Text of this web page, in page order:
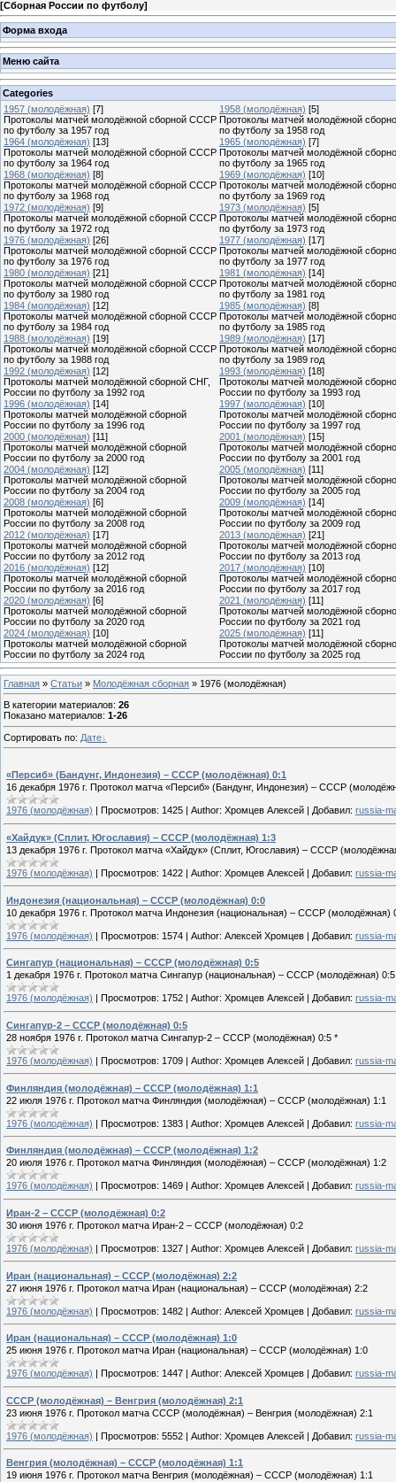
[Сборная России по футболу]
Форма входа
Меню сайта
Categories
1957 (молодёжная) [7]
Протоколы матчей молодёжной сборной СССР
по футболу за 1957 год
1958 (молодёжная) [5]
Протоколы матчей молодёжной
по футболу за 1958 год
1964 (молодёжная) [13]
Протоколы матчей молодёжной сборной СССР
по футболу за 1964 год
1965 (молодёжная) [7]
Протоколы матчей молодёжной
по футболу за 1965 год
1968 (молодёжная) [8]
Протоколы матчей молодёжной сборной СССР
по футболу за 1968 год
1969 (молодёжная) [10]
Протоколы матчей молодёжной
по футболу за 1969 год
1972 (молодёжная) [9]
Протоколы матчей молодёжной сборной СССР
по футболу за 1972 год
1973 (молодёжная) [5]
Протоколы матчей молодёжной
по футболу за 1973 год
1976 (молодёжная) [26]
Протоколы матчей молодёжной сборной СССР
по футболу за 1976 год
1977 (молодёжная) [17]
Протоколы матчей молодёжной
по футболу за 1977 год
1980 (молодёжная) [21]
Протоколы матчей молодёжной сборной СССР
по футболу за 1980 год
1981 (молодёжная) [14]
Протоколы матчей молодёжной
по футболу за 1981 год
1984 (молодёжная) [12]
Протоколы матчей молодёжной сборной СССР
по футболу за 1984 год
1985 (молодёжная) [8]
Протоколы матчей молодёжной
по футболу за 1985 год
1988 (молодёжная) [19]
Протоколы матчей молодёжной сборной СССР
по футболу за 1988 год
1989 (молодёжная) [17]
Протоколы матчей молодёжной
по футболу за 1989 год
1992 (молодёжная) [12]
Протоколы матчей молодёжной сборной СНГ,
России по футболу за 1992 год
1993 (молодёжная) [18]
Протоколы матчей молодёжной
России по футболу за 1993 год
1996 (молодёжная) [14]
Протоколы матчей молодёжной сборной
России по футболу за 1996 год
1997 (молодёжная) [10]
Протоколы матчей молодёжной
России по футболу за 1997 год
2000 (молодёжная) [11]
Протоколы матчей молодёжной сборной
России по футболу за 2000 год
2001 (молодёжная) [15]
Протоколы матчей молодёжной
России по футболу за 2001 год
2004 (молодёжная) [12]
Протоколы матчей молодёжной сборной
России по футболу за 2004 год
2005 (молодёжная) [11]
Протоколы матчей молодёжной
России по футболу за 2005 год
2008 (молодёжная) [6]
Протоколы матчей молодёжной сборной
России по футболу за 2008 год
2009 (молодёжная) [14]
Протоколы матчей молодёжной
России по футболу за 2009 год
2012 (молодёжная) [17]
Протоколы матчей молодёжной сборной
России по футболу за 2012 год
2013 (молодёжная) [21]
Протоколы матчей молодёжной
России по футболу за 2013 год
2016 (молодёжная) [12]
Протоколы матчей молодёжной сборной
России по футболу за 2016 год
2017 (молодёжная) [10]
Протоколы матчей молодёжной
России по футболу за 2017 год
2020 (молодёжная) [6]
Протоколы матчей молодёжной сборной
России по футболу за 2020 год
2021 (молодёжная) [11]
Протоколы матчей молодёжной
России по футболу за 2021 год
2024 (молодёжная) [10]
Протоколы матчей молодёжной сборной
России по футболу за 2024 год
2025 (молодёжная) [11]
Протоколы матчей молодёжной
России по футболу за 2025 год
Главная » Статьи » Молодёжная сборная » 1976 (молодёжная)
В категории материалов: 26
Показано материалов: 1-26
Сортировать по: Дате
«Персиб» (Бандунг, Индонезия) – СССР (молодёжная) 0:1
16 декабря 1976 г. Протокол матча «Персиб» (Бандунг, Индонезия) – СССР
1976 (молодёжная) Просмотров: 1425 Author: Хромцев Алексей Добавил: russia-
«Хайдук» (Сплит, Югославия) – СССР (молодёжная) 1:3
13 декабря 1976 г. Протокол матча «Хайдук» (Сплит, Югославия) – СССР
1976 (молодёжная) | Просмотров: 1422 | Author: Хромцев Алексей | Добавил: russia-
Индонезия (национальная) – СССР (молодёжная) 0:0
10 декабря 1976 г. Протокол матча Индонезия (национальная) – СССР (молодёжная)
1976 (молодёжная) | Просмотров: 1574 | Author: Алексей Хромцев | Добавил: russia-
Сингапур (национальная) – СССР (молодёжная) 0:5
1 декабря 1976 г. Протокол матча Сингапур (национальная) – СССР (молодёжная)
1976 (молодёжная) Просмотров: 1752 Author: Хромцев Алексей Добавил: russia-
Сингапур-2 – СССР (молодёжная) 0:5
28 ноября 1976 г. Протокол матча Сингапур-2 – СССР (молодёжная) 0:5 *
1976 (молодёжная) | Просмотров: 1709 | Author: Хромцев Алексей | Добавил: russia-
Финляндия (молодёжная) – СССР (молодёжная) 1:1
22 июля 1976 г. Протокол матча Финляндия (молодёжная) – СССР (молодёжная) 1:1
1976 (молодёжная) | Просмотров: 1383 | Author: Хромцев Алексей | Добавил: russia-
Финляндия (молодёжная) – СССР (молодёжная) 1:2
20 июля 1976 г. Протокол матча Финляндия (молодёжная) – СССР (молодёжная) 1:2
1976 (молодёжная) Просмотров: 1469 Author: Хромцев Алексей Добавил: russia-
Иран-2 – СССР (молодёжная) 0:2
30 июня 1976 г. Протокол матча Иран-2 – СССР (молодёжная) 0:2
1976 (молодёжная) | Просмотров: 1327 | Author: Хромцев Алексей | Добавил: russia-
Иран (национальная) – СССР (молодёжная) 2:2
27 июня 1976 г. Протокол матча Иран (национальная) – СССР (молодёжная) 2:2
1976 (молодёжная) | Просмотров: 1482 | Author: Алексей Хромцев | Добавил: russia-
Иран (национальная) – СССР (молодёжная) 1:0
25 июня 1976 г. Протокол матча Иран (национальная) – СССР (молодёжная) 1:0
1976 (молодёжная) | Просмотров: 1447 | Author: Алексей Хромцев | Добавил: russia-
СССР (молодёжная) – Венгрия (молодёжная) 2:1
23 июня 1976 г. Протокол матча СССР (молодёжная) – Венгрия (молодёжная) 2:1
1976 (молодёжная) | Просмотров: 5552 | Author: Хромцев Алексей | Добавил: russia-
Венгрия (молодёжная) – СССР (молодёжная) 1:1
19 июня 1976 г. Протокол матча Венгрия (молодёжная) – СССР (молодёжная) 1:1